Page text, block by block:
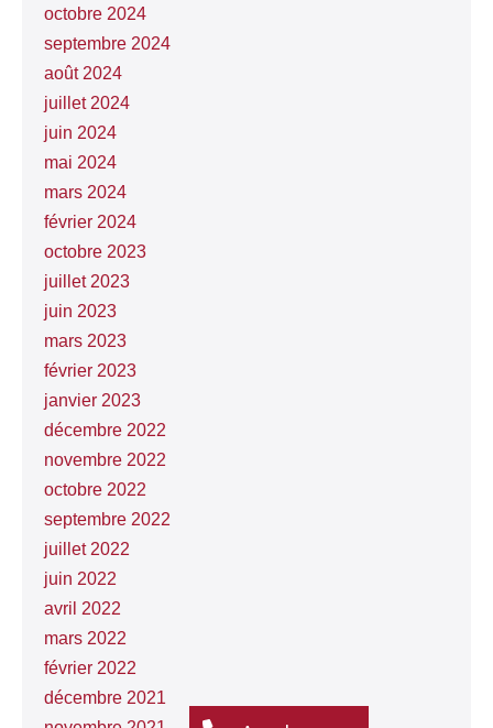
octobre 2024
septembre 2024
août 2024
juillet 2024
juin 2024
mai 2024
mars 2024
février 2024
octobre 2023
juillet 2023
juin 2023
mars 2023
février 2023
janvier 2023
décembre 2022
novembre 2022
octobre 2022
septembre 2022
juillet 2022
juin 2022
avril 2022
mars 2022
février 2022
décembre 2021